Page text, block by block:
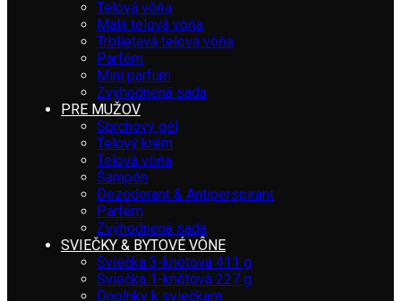
Telová vôňa
Malá telová vôňa
Trblietavá telová vôňa
Parfém
Mini parfum
Zvýhodnená sada
PRE MUŽOV
Sprchový gél
Telový krém
Telová vôňa
Šampón
Dezodorant & Antiperspirant
Parfém
Zvýhodnená sada
SVIEČKY & BYTOVÉ VÔNE
Sviečka 3-knôtová 411 g
Sviečka 1-knôtová 227 g
Doplnky k sviečkam